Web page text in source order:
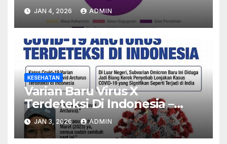
Program Nasional Dinilai
Sukses
JAN 4, 2026 ADMIN
KESEHATAN
Varian Baru Virus X
Terdeteksi Di Indonesia –
Kemenkes Imbau Warga
Waspada
JAN 3, 2026 ADMIN